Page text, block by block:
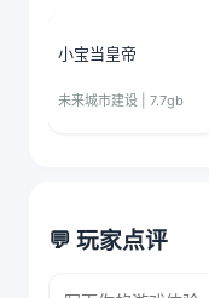
小宝当皇帝
未来城市建设 | 7.7gb
💬 玩家点评